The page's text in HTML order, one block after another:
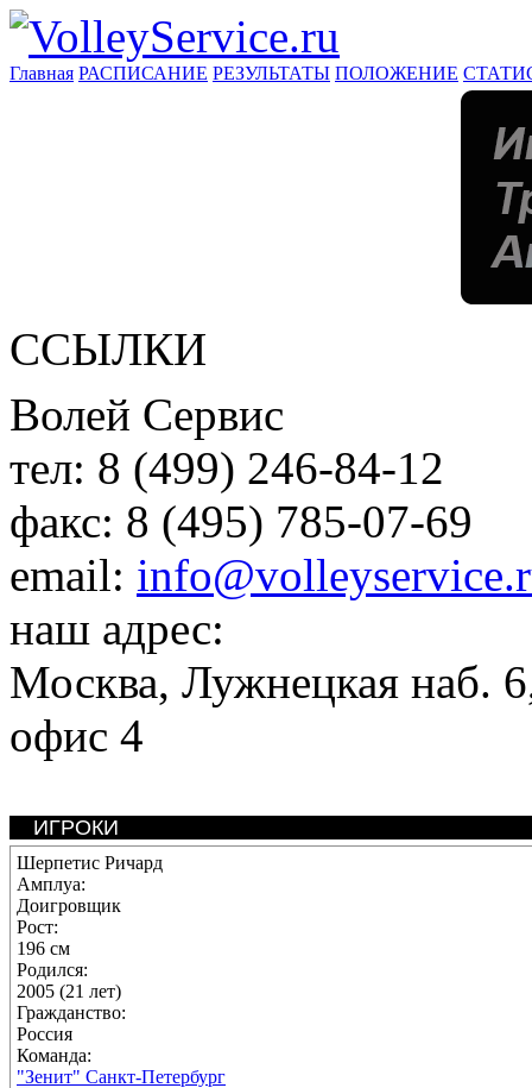
Главная РАСПИСАНИЕ РЕЗУЛЬТАТЫ ПОЛОЖЕНИЕ
ССЫЛКИ
Волей Сервис
тел: 8 (499) 246-84-12
факс: 8 (495) 785-07-69
email:
наш адрес:
Москва, Лужнецкая наб.
офис 4
ИГРОКИ
Шерпетис Ричард
Амплуа:
Доигровщик
Рост:
196 см
Родился:
2005 (21 лет)
Гражданство:
Россия
Команда:
"Зенит" Санкт-Петербург